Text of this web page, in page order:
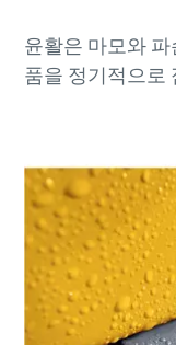
윤활은 마모와
품을 정기적으로